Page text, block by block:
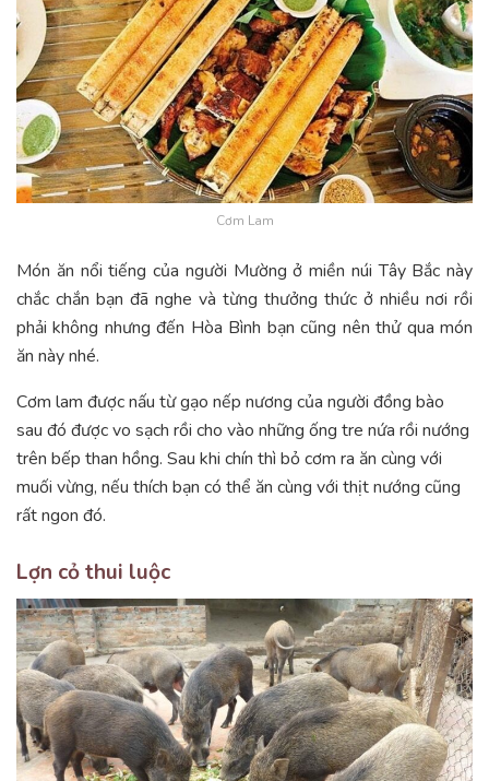
Cơm Lam
Món ăn nổi tiếng của người Mường ở miền núi Tây Bắc này
chắc chắn bạn đã nghe và từng thưởng thức ở nhiều nơi rồi
phải không nhưng đến Hòa Bình bạn cũng nên thử qua món
ăn này nhé.
Cơm lam được nấu từ gạo nếp nương của người đồng bào
sau đó được vo sạch rồi cho vào những ống tre nứa rồi nướng
trên bếp than hồng. Sau khi chín thì bỏ cơm ra ăn cùng với
muối vừng, nếu thích bạn có thể ăn cùng với thịt nướng cũng
rất ngon đó.
Lợn cỏ thui luộc